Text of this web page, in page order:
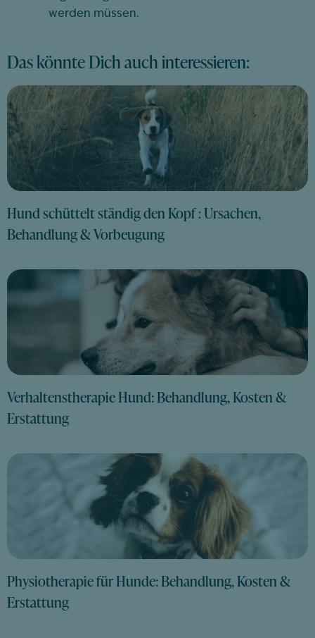
werden müssen.
Das könnte Dich auch interessieren:
Hund schüttelt ständig den Kopf : Ursachen,
Behandlung & Vorbeugung
Verhaltenstherapie Hund: Behandlung, Kosten &
Erstattung
Physiotherapie für Hunde: Behandlung, Kosten &
Erstattung